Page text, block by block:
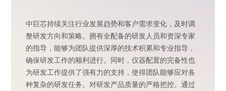
中巨芯持续关注行业发展趋势和客户需求变化，及时调
整研发方向和策略。拥有全配备的研发人员和资深专家
的指导，能够为团队提供深厚的技术积累和专业指导，
确保研发工作的顺利进行。同时，仪器配置的完备性也
为研发工作提供了强有力的支持，使得团队能够应对各
种复杂的研发任务。对研发产品质量的严格把控。通过